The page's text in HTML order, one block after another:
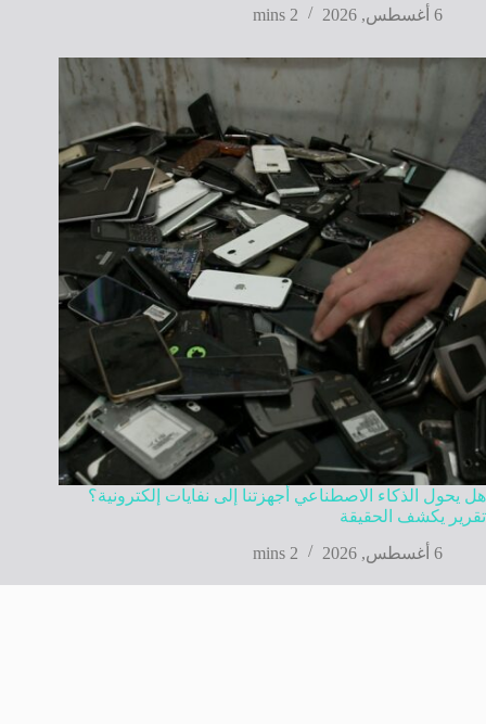
6 أغسطس, 2026
2 mins
هل يحول الذكاء الاصطناعي أجهزتنا إلى نفايات إلكترونية؟
تقرير يكشف الحقيقة
6 أغسطس, 2026
2 mins